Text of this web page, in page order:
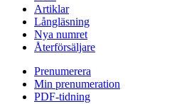
Artiklar
Långläsning
Nya numret
Återförsäljare
Prenumerera
Min prenumeration
PDF-tidning